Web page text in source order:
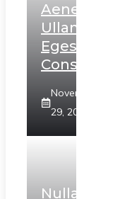
Aenean
Ullamcorper
Egestas
Consectetur
November
29, 2020
Nulla